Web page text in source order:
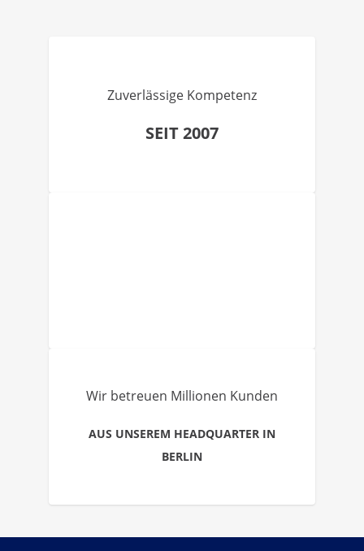
Zuverlässige Kompetenz
SEIT 2007
Wir betreuen Millionen Kunden
AUS UNSEREM HEADQUARTER IN
BERLIN